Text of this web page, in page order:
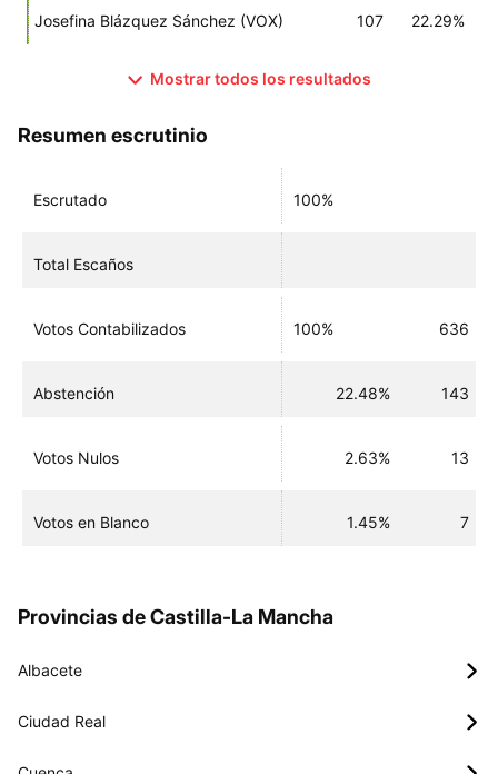
Josefina Blázquez Sánchez (VOX) 107 22.29%
Mostrar todos los resultados
Resumen escrutinio
Escrutado 100%
Total Escaños
Votos Contabilizados 100% 636
Abstención 22.48% 143
Votos Nulos 2.63% 13
Votos en Blanco 1.45% 7
Provincias de Castilla-La Mancha
Albacete
Ciudad Real